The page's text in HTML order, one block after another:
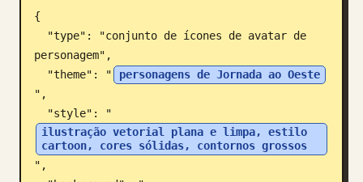
Blogue
Atualizações
{
personagem",
  "theme": "
personagens de Jornada ao Oeste
",
  "style": "
ilustração vetorial plana e limpa, estilo
cartoon, cores sólidas, contornos grossos
",